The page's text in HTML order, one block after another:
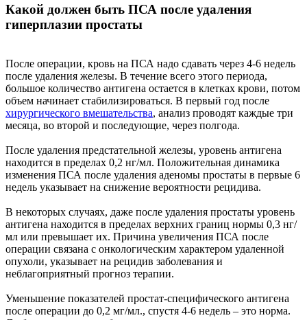
Какой должен быть ПСА после удаления
гиперплазии простаты
После операции, кровь на ПСА надо сдавать через 4-6 недель
после удаления железы. В течение всего этого периода,
большое количество антигена остается в клетках крови, потом
объем начинает стабилизироваться. В первый год после
хирургического вмешательства, анализ проводят каждые три
месяца, во второй и последующие, через полгода.
После удаления предстательной железы, уровень антигена
находится в пределах 0,2 нг/мл. Положительная динамика
изменения ПСА после удаления аденомы простаты в первые 6
недель указывает на снижение вероятности рецидива.
В некоторых случаях, даже после удаления простаты уровень
антигена находится в пределах верхних границ нормы 0,3 нг/
мл или превышает их. Причина увеличения ПСА после
операции связана с онкологическим характером удаленной
опухоли, указывает на рецидив заболевания и
неблагоприятный прогноз терапии.
Уменьшение показателей простат-специфического антигена
после операции до 0,2 мг/мл., спустя 4-6 недель – это норма.